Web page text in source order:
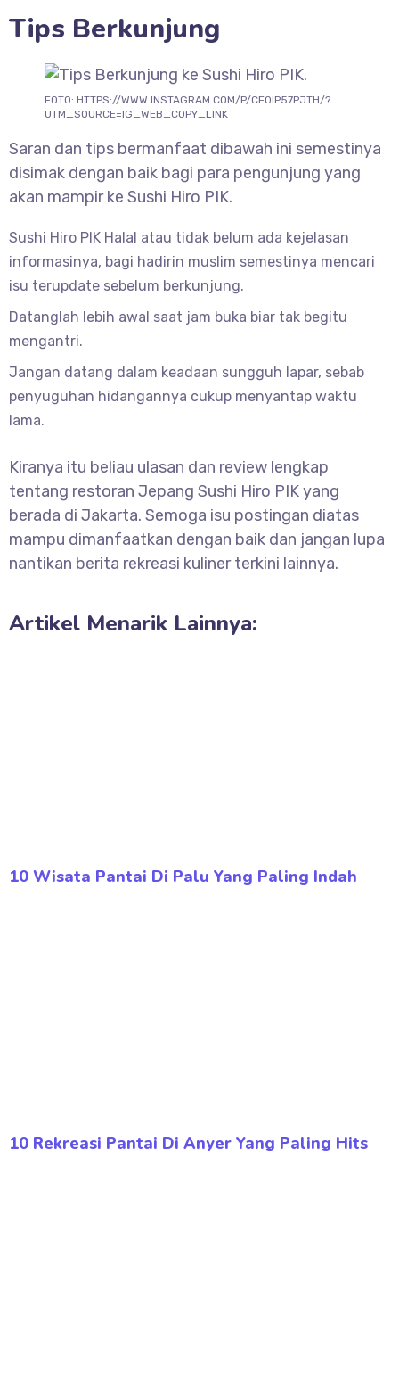
Tips Berkunjung
FOTO: HTTPS://WWW.INSTAGRAM.COM/P/CF0IP57PJTH/?
UTM_SOURCE=IG_WEB_COPY_LINK
Saran dan tips bermanfaat dibawah ini semestinya
disimak dengan baik bagi para pengunjung yang
akan mampir ke Sushi Hiro PIK.
Sushi Hiro PIK Halal atau tidak belum ada kejelasan
informasinya, bagi hadirin muslim semestinya mencari
isu terupdate sebelum berkunjung.
Datanglah lebih awal saat jam buka biar tak begitu
mengantri.
Jangan datang dalam keadaan sungguh lapar, sebab
penyuguhan hidangannya cukup menyantap waktu
lama.
Kiranya itu beliau ulasan dan review lengkap
tentang restoran Jepang Sushi Hiro PIK yang
berada di Jakarta. Semoga isu postingan diatas
mampu dimanfaatkan dengan baik dan jangan lupa
nantikan berita rekreasi kuliner terkini lainnya.
Artikel Menarik Lainnya:
10 Wisata Pantai Di Palu Yang Paling Indah
10 Rekreasi Pantai Di Anyer Yang Paling Hits